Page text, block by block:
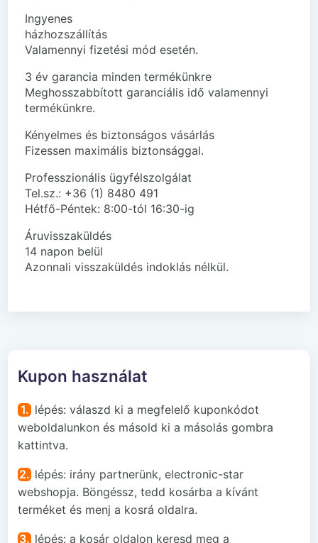
Ingyenes
házhozszállítás
Valamennyi fizetési mód esetén.
3 év garancia minden termékünkre
Meghosszabbított garanciális idő valamennyi
termékünkre.
Kényelmes és biztonságos vásárlás
Fizessen maximális biztonsággal.
Professzionális ügyfélszolgálat
Tel.sz.: +36 (1) 8480 491
Hétfő-Péntek: 8:00-tól 16:30-ig
Áruvisszaküldés
14 napon belül
Azonnali visszaküldés indoklás nélkül.
Kupon használat
1. lépés: válaszd ki a megfelelő kuponkódot
weboldalunkon és másold ki a másolás gombra
kattintva.
2. lépés: irány partnerünk, electronic-star
webshopja. Böngéssz, tedd kosárba a kívánt
terméket és menj a kosrá oldalra.
3. lépés: a kosár oldalon keresd meg a